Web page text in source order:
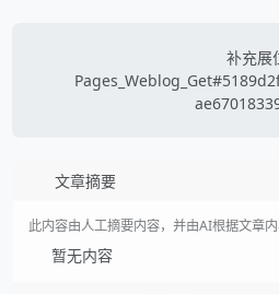
补充展
文章摘要
此内容由人工摘要内容，并由AI根据文章
暂无内容